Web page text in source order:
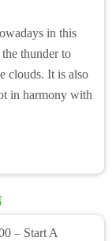
in this
thunder to
clouds. It is also
in harmony with
– Start A